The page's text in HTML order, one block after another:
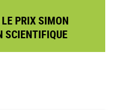
PRIX SIMON
SCIENTIFIQUE